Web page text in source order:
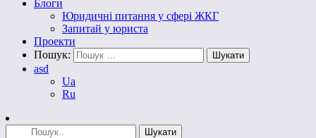
Блоги
Юридичні питання у сфері ЖКГ
Запитай у юриста
Проекти
Пошук:
asd
Ua
Ru